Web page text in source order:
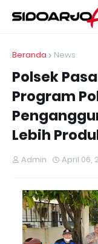
Beranda News
Polsek
Program
Lebih
Admin April 06,